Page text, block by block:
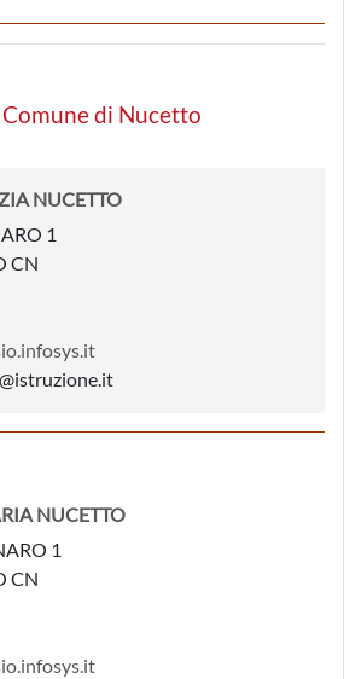
di Nucetto
NUCETTO
1
CN
NUCETTO
1
CN